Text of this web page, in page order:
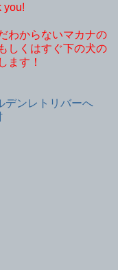
you!
わからないマカナの
しくはすぐ下の犬の
ます！